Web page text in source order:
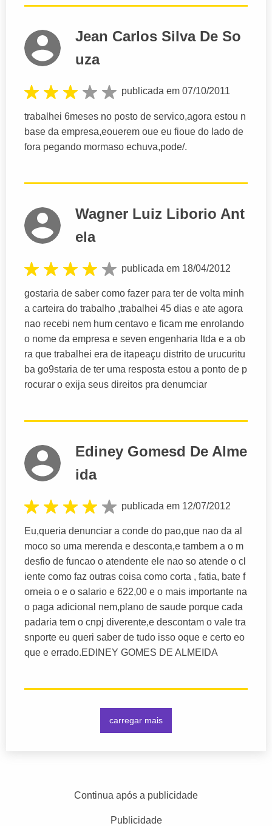
Jean Carlos Silva De So
uza
publicada em 07/10/2011
trabalhei 6meses no posto de servico,agora estou n
base da empresa,eouerem oue eu fioue do lado de
fora pegando mormaso echuva,pode/.
Wagner Luiz Liborio Ant
ela
publicada em 18/04/2012
gostaria de saber como fazer para ter de volta minh
a carteira do trabalho ,trabalhei 45 dias e ate agora
nao recebi nem hum centavo e ficam me enrolando
o nome da empresa e seven engenharia ltda e a ob
ra que trabalhei era de itapeaçu distrito de urucuritu
ba go9staria de ter uma resposta estou a ponto de p
rocurar o exija seus direitos pra denumciar
Ediney Gomesd De Alme
ida
publicada em 12/07/2012
Eu,queria denunciar a conde do pao,que nao da al
moco so uma merenda e desconta,e tambem a o m
desfio de funcao o atendente ele nao so atende o cl
iente como faz outras coisa como corta , fatia, bate f
orneia o e o salario e 622,00 e o mais importante na
o paga adicional nem,plano de saude porque cada
padaria tem o cnpj diverente,e descontam o vale tra
snporte eu queri saber de tudo isso oque e certo eo
que e errado.EDINEY GOMES DE ALMEIDA
carregar mais
Continua após a publicidade
Publicidade